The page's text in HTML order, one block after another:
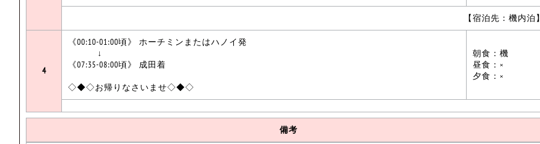
【宿泊先：機内泊】
4
《00:10-01:00頃》 ホーチミンまたはハノイ発
↓
《07:35-08:00頃》 成田着
◇◆◇お帰りなさいませ◇◆◇
朝食：機
昼食：×
夕食：×
備考